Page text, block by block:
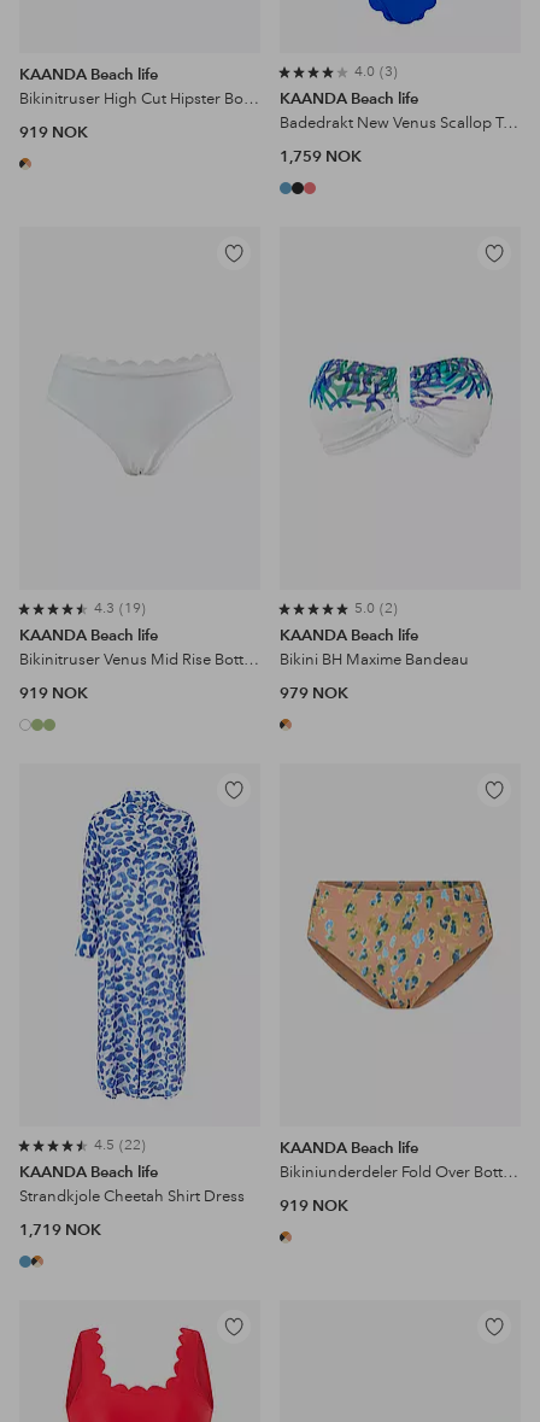
KAANDA Beach life
Bikinitruser High Cut Hipster Bottom
919 NOK
4.0 3
KAANDA Beach life
Badedrakt New Venus Scallop Tank Onepiece
1,759 NOK
Legg
4.3 19
KAANDA Beach life
Bikinitruser Venus Mid Rise Bottom
919 NOK
Legg
5.0 2
KAANDA Beach life
Bikini BH Maxime Bandeau
979 NOK
Legg
4.5 22
KAANDA Beach life
Strandkjole Cheetah Shirt Dress
1,719 NOK
Legg
KAANDA Beach life
Bikiniunderdeler Fold Over Bottom
919 NOK
Legg
Legg